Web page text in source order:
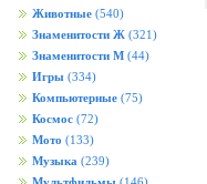
Животные (540)
Знаменитости Ж (321)
Знаменитости М (44)
Игры (334)
Компьютерные (75)
Космос (72)
Мото (133)
Музыка (239)